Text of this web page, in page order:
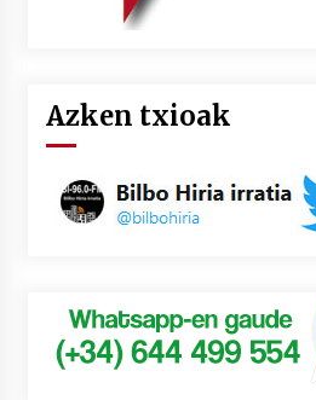
Azken txioak